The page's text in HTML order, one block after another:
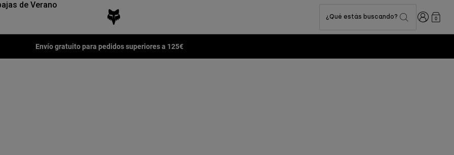
de Verano
¿Qué estás buscando? Iniciar0
Envío gratuito para pedidos superiores a 125€